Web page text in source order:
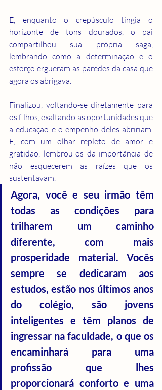
E, enquanto o crepúsculo tingia o
horizonte de tons dourados, o pai
compartilhou sua própria saga,
lembrando como a determinação e o
esforço ergueram as paredes da casa que
agora os abrigava.
Finalizou, voltando-se diretamente para
os filhos, exaltando as oportunidades que
a educação e o empenho deles abririam.
E, com um olhar repleto de amor e
gratidão, lembrou-os da importância de
não esquecerem as raízes que os
sustentavam.
Agora, você e seu irmão têm
todas as condições para
trilharem um caminho
diferente, com mais
prosperidade material. Vocês
sempre se dedicaram aos
estudos, estão nos últimos anos
do colégio, são jovens
inteligentes e têm planos de
ingressar na faculdade, o que os
encaminhará para uma
profissão que lhes
proporcionará conforto e uma